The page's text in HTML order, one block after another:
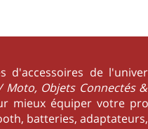
d'accessoires de
Moto, Objets Connectés
mieux équiper votre
batteries,